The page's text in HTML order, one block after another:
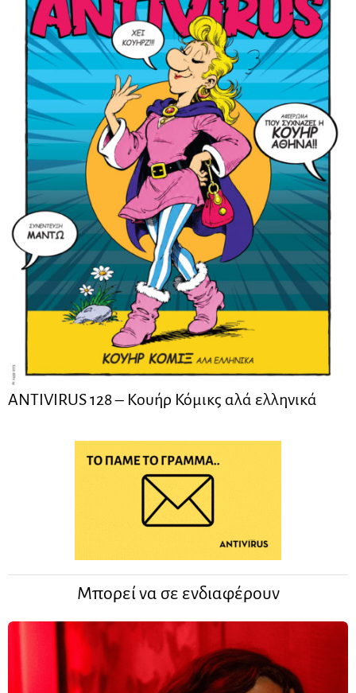
ANTIVIRUS 128 – Kουήρ Κόμικς αλά ελληνικά
Μπορεί να σε ενδιαφέρουν